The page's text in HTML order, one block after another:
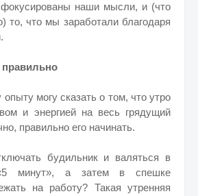
наши мысли, и (что
то, что мы заработали благодаря
правильно
могу сказать о том, что утро
и энергией на весь грядущий
правильно его начинать.
будильник и валяться в
минут», а затем в спешке
на работу? Такая утренняя